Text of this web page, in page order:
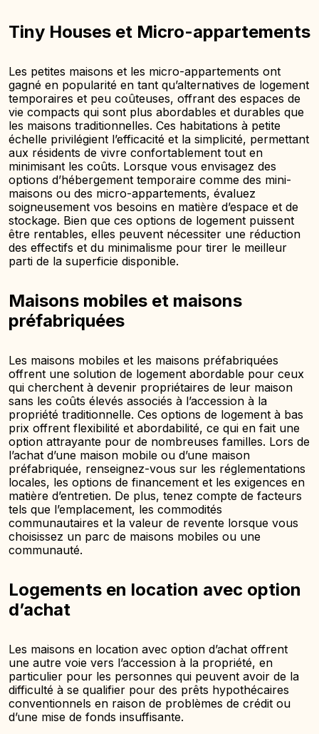
Tiny Houses et Micro-appartements
Les petites maisons et les micro-appartements ont
gagné en popularité en tant qu’alternatives de logement
temporaires et peu coûteuses, offrant des espaces de
vie compacts qui sont plus abordables et durables que
les maisons traditionnelles. Ces habitations à petite
échelle privilégient l’efficacité et la simplicité, permettant
aux résidents de vivre confortablement tout en
minimisant les coûts. Lorsque vous envisagez des
options d’hébergement temporaire comme des mini-
maisons ou des micro-appartements, évaluez
soigneusement vos besoins en matière d’espace et de
stockage. Bien que ces options de logement puissent
être rentables, elles peuvent nécessiter une réduction
des effectifs et du minimalisme pour tirer le meilleur
parti de la superficie disponible.
Maisons mobiles et maisons
préfabriquées
Les maisons mobiles et les maisons préfabriquées
offrent une solution de logement abordable pour ceux
qui cherchent à devenir propriétaires de leur maison
sans les coûts élevés associés à l’accession à la
propriété traditionnelle. Ces options de logement à bas
prix offrent flexibilité et abordabilité, ce qui en fait une
option attrayante pour de nombreuses familles. Lors de
l’achat d’une maison mobile ou d’une maison
préfabriquée, renseignez-vous sur les réglementations
locales, les options de financement et les exigences en
matière d’entretien. De plus, tenez compte de facteurs
tels que l’emplacement, les commodités
communautaires et la valeur de revente lorsque vous
choisissez un parc de maisons mobiles ou une
communauté.
Logements en location avec option
d’achat
Les maisons en location avec option d’achat offrent
une autre voie vers l’accession à la propriété, en
particulier pour les personnes qui peuvent avoir de la
difficulté à se qualifier pour des prêts hypothécaires
conventionnels en raison de problèmes de crédit ou
d’une mise de fonds insuffisante.